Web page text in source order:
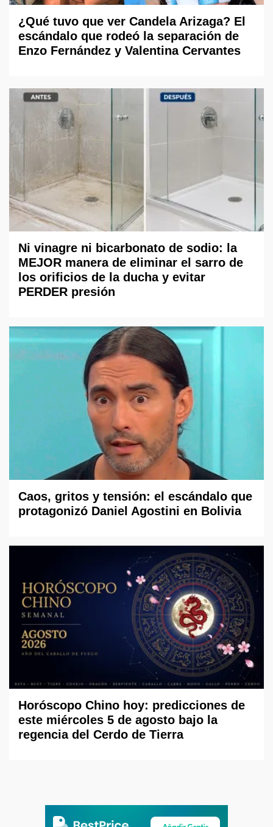
¿Qué tuvo que ver Candela Arizaga? El
escándalo que rodeó la separación de
Enzo Fernández y Valentina Cervantes
Ni vinagre ni bicarbonato de sodio: la
MEJOR manera de eliminar el sarro de
los orificios de la ducha y evitar
PERDER presión
Caos, gritos y tensión: el escándalo que
protagonizó Daniel Agostini en Bolivia
Horóscopo Chino hoy: predicciones de
este miércoles 5 de agosto bajo la
regencia del Cerdo de Tierra